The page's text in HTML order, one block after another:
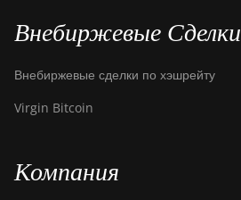
Внебиржевые Сделки
Внебиржевые сделки по хэшрейту
Virgin Bitcoin
Компания